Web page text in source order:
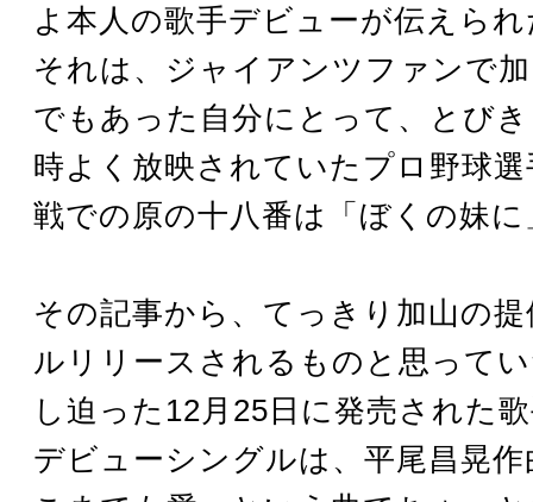
よ本人の歌手デビューが伝えら
それは、ジャイアンツファンで
でもあった自分にとって、とび
時よく放映されていたプロ野球
戦での原の十八番は「ぼくの妹
その記事から、てっきり加山の
ルリリースされるものと思って
し迫った12月25日に発売された
デビューシングルは、平尾昌晃